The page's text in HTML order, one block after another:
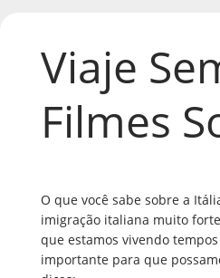
Viaje
Filmes
O que você sabe sobre a
imigração italiana muito
que estamos vivendo
importante para que